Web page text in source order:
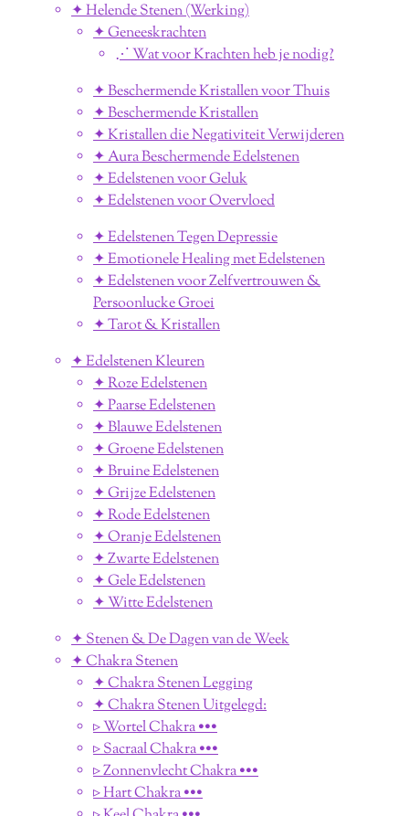
✦ Helende Stenen (Werking)
✦ Geneeskrachten
⋰ Wat voor Krachten heb je nodig?
✦ Beschermende Kristallen voor Thuis
✦ Beschermende Kristallen
✦ Kristallen die Negativiteit Verwijderen
✦ Aura Beschermende Edelstenen
✦ Edelstenen voor Geluk
✦ Edelstenen voor Overvloed
✦ Edelstenen Tegen Depressie
✦ Emotionele Healing met Edelstenen
✦ Edelstenen voor Zelfvertrouwen &
Persoonlucke Groei
✦ Tarot & Kristallen
✦ Edelstenen Kleuren
✦ Roze Edelstenen
✦ Paarse Edelstenen
✦ Blauwe Edelstenen
✦ Groene Edelstenen
✦ Bruine Edelstenen
✦ Grijze Edelstenen
✦ Rode Edelstenen
✦ Oranje Edelstenen
✦ Zwarte Edelstenen
✦ Gele Edelstenen
✦ Witte Edelstenen
✦ Stenen & De Dagen van de Week
✦ Chakra Stenen
✦ Chakra Stenen Legging
✦ Chakra Stenen Uitgelegd:
▹ Wortel Chakra •••
▹ Sacraal Chakra •••
▹ Zonnenvlecht Chakra •••
▹ Hart Chakra •••